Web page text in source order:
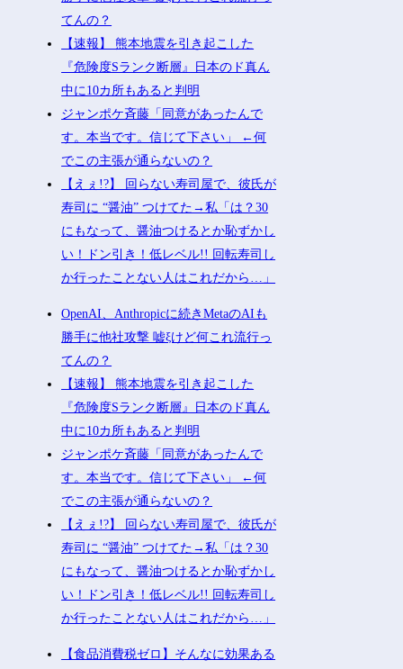
てんの？
【速報】 熊本地震を引き起こした
『危険度Sランク断層』日本のド真ん
中に10カ所もあると判明
ジャンポケ斉藤「同意があったんで
す。本当です。信じて下さい」 ←何
でこの主張が通らないの？
【えぇ!?】 回らない寿司屋で、彼氏が
寿司に “醤油” つけてた→私「は？30
にもなって、醤油つけるとか恥ずかし
い！ドン引き！低レベル!! 回転寿司し
か行ったことない人はこれだから…」
OpenAI、Anthropicに続きMetaのAIも
勝手に他社攻撃 嘘ξけど何これ流行っ
てんの？
【速報】 熊本地震を引き起こした
『危険度Sランク断層』日本のド真ん
中に10カ所もあると判明
ジャンポケ斉藤「同意があったんで
す。本当です。信じて下さい」 ←何
でこの主張が通らないの？
【えぇ!?】 回らない寿司屋で、彼氏が
寿司に “醤油” つけてた→私「は？30
にもなって、醤油つけるとか恥ずかし
い！ドン引き！低レベル!! 回転寿司し
か行ったことない人はこれだから…」
【食品消費税ゼロ】そんなに効果ある